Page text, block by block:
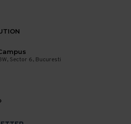
Sector 6, Bucuresti